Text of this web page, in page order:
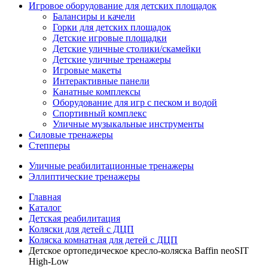
Игровое оборудование для детских площадок
Балансиры и качели
Горки для детских площадок
Детские игровые площадки
Детские уличные столики/скамейки
Детские уличные тренажеры
Игровые макеты
Интерактивные панели
Канатные комплексы
Оборудование для игр с песком и водой
Спортивный комплекс
Уличные музыкальные инструменты
Силовые тренажеры
Степперы
Уличные реабилитационные тренажеры
Эллиптические тренажеры
Главная
Каталог
Детская реабилитация
Коляски для детей с ДЦП
Коляска комнатная для детей с ДЦП
Детское ортопедическое кресло-коляска Baffin neoSIT
High-Low